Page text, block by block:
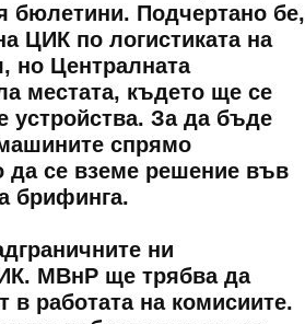
бюлетини. Подчертано бе,
ЦИК по логистиката на
но Централната
местата, където ще се
устройства. За да бъде
машините спрямо
да се вземе решение във
брифинга.
ни
МВнР ще трябва да
в работата на комисиите.